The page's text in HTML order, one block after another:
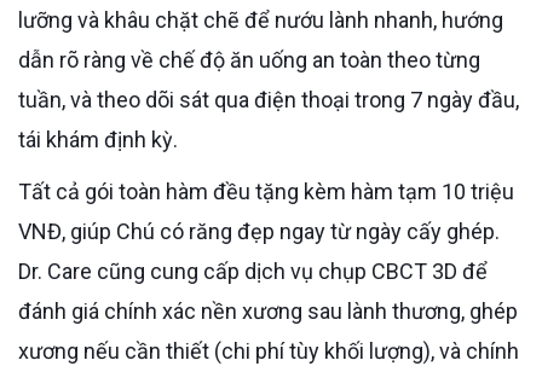
lưỡng và khâu chặt chẽ để nướu lành nhanh, hướng
dẫn rõ ràng về chế độ ăn uống an toàn theo từng
tuần, và theo dõi sát qua điện thoại trong 7 ngày đầu,
tái khám định kỳ.
Tất cả gói toàn hàm đều tặng kèm hàm tạm 10 triệu
VNĐ, giúp Chú có răng đẹp ngay từ ngày cấy ghép.
Dr. Care cũng cung cấp dịch vụ chụp CBCT 3D để
đánh giá chính xác nền xương sau lành thương, ghép
xương nếu cần thiết (chi phí tùy khối lượng), và chính